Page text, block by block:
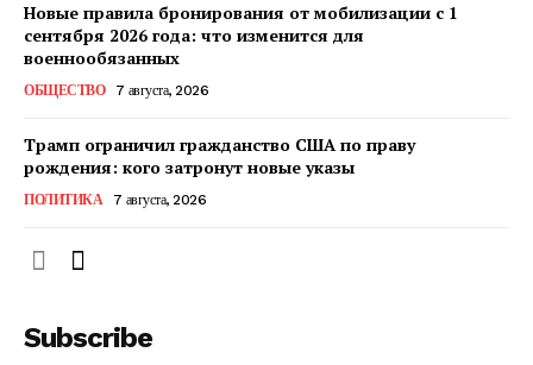
Новые правила бронирования от мобилизации с 1
сентября 2026 года: что изменится для
военнообязанных
ОБЩЕСТВО 7 августа, 2026
Трамп ограничил гражданство США по праву
рождения: кого затронут новые указы
ПОЛИТИКА 7 августа, 2026
Subscribe